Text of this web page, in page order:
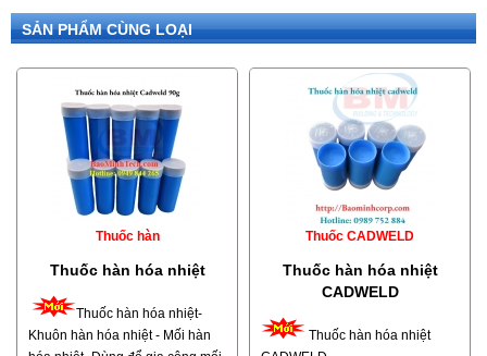
SẢN PHẨM CÙNG LOẠI
Thuốc hàn
Thuốc hàn hóa nhiệt
Thuốc hàn hóa nhiệt-
Khuôn hàn hóa nhiệt - Mối hàn
Thuốc CADWELD
Thuốc hàn hóa nhiệt
CADWELD
Thuốc hàn hóa nhiệt